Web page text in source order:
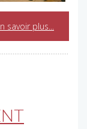
savoir plus...